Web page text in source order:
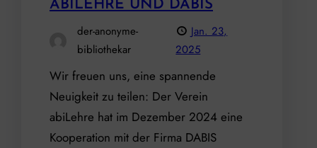
ABILEHRE UND DABIS
der-anonyme-
bibliothekar
Jan. 23,
2025
Wir freuen uns, eine spannende
Neuigkeit zu teilen: Der Verein
abiLehre hat im Dezember 2024 eine
Kooperation mit der Firma DABIS